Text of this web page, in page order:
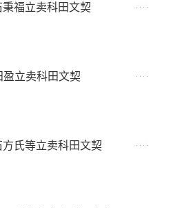
福立卖科田文契
立卖科田文契
氏等立卖科田文契